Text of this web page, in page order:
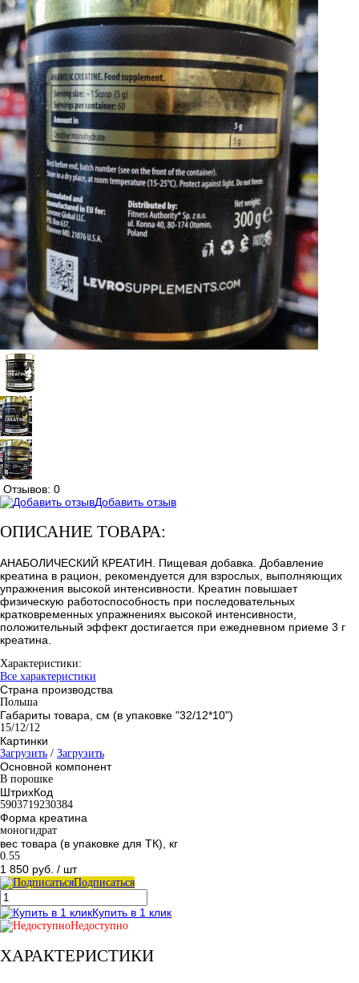
Отзывов: 0
Добавить отзыв
ОПИСАНИЕ ТОВАРА:
АНАБОЛИЧЕСКИЙ КРЕАТИН. Пищевая добавка. Добавление
креатина в рацион, рекомендуется для взрослых, выполняющих
упражнения высокой интенсивности. Креатин повышает
физическую работоспособность при последовательных
кратковременных упражнениях высокой интенсивности,
положительный эффект достигается при ежедневном приеме 3 г
креатина.
Характеристики:
Все характеристики
Страна производства
Польша
Габариты товара, см (в упаковке "32/12*10")
15/12/12
Картинки
Загрузить / Загрузить
Основной компонент
В порошке
ШтрихКод
5903719230384
Форма креатина
моногидрат
вес товара (в упаковке для ТК), кг
0.55
1 850 руб. / шт
Подписаться
Купить в 1 клик
Недоступно
ХАРАКТЕРИСТИКИ